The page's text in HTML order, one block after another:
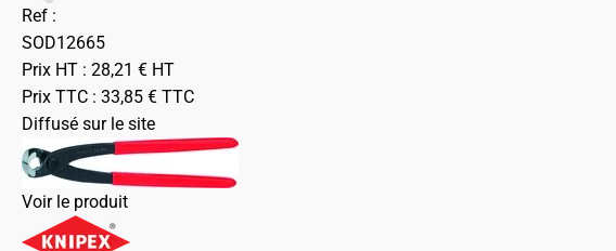
Ref :
SOD12665
Prix HT : 28,21 € HT
Prix TTC : 33,85 € TTC
Diffusé sur le site
Voir le produit